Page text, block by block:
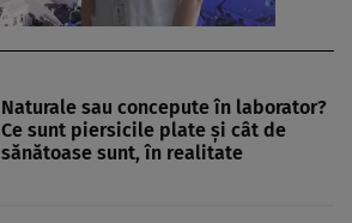
Naturale sau concepute în laborator?
Ce sunt piersicile plate și cât de
sănătoase sunt, în realitate